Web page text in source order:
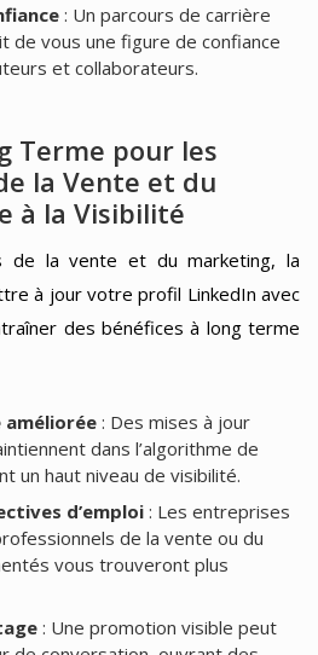
: Un parcours de carrière
de vous une figure de confiance
et collaborateurs.
Terme pour les
la Vente et du
à la Visibilité
de la vente et du marketing, la
à jour votre profil LinkedIn avec
des bénéfices à long terme
améliorée: Des mises à jour
dans l’algorithme de
un haut niveau de visibilité.
d’emploi: Les entreprises
de la vente ou du
vous trouveront plus
: Une promotion visible peut